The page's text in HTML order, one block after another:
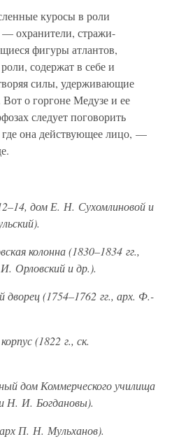
куросы в роли
— охранители, стражи-
фигуры атлантов,
содержат в себе и
силы, удерживающие
о горгоне Медузе и ее
следует поговорить
она действующее лицо, —
дом Е. Н. Сухомлиновой и
колонна (1830–1834 гг.,
Орловский и др.).
дворец (1754–1762 гг., арх. Ф.-
(1822 г., ск.
дом Коммерческого училища
Н. И. Богдановы).
П. Н. Мульханов).